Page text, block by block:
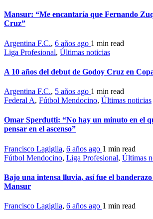
Mansur: “Me encantaría que Fernando
Cruz”
Argentina F.C., 6 años ago 1 min read
Liga Profesional, Últimas noticias
A 10 años del debut de Godoy Cruz en
Argentina F.C., 5 años ago 1 min read
Federal A, Fútbol Mendocino, Últimas noticias
Omar Sperdutti: “No hay un minuto en el
pensar en el ascenso”
Francisco Lagiglia, 6 años ago 1 min read
Fútbol Mendocino, Liga Profesional, Últimas
Bajo una intensa lluvia, así fue el
Mansur
Francisco Lagiglia, 6 años ago 1 min read